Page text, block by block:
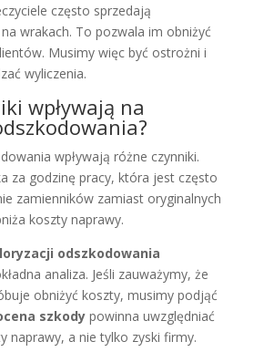
często sprzedają
wrakach. To pozwala im obniżyć
Musimy więc być ostrożni i
wyliczenia.
wpływają na
wpływają różne czynniki.
za godzinę pracy, która jest często
zamienników zamiast oryginalnych
koszty naprawy.
odszkodowania
analiza. Jeśli zauważymy, że
obniżyć koszty, musimy podjąć
szkodypowinna uwzględniać
naprawy, a nie tylko zyski firmy.